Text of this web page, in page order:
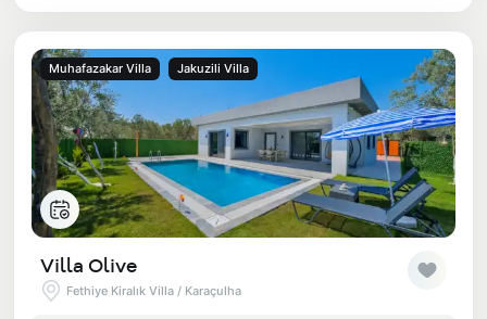
Muhafazakar Villa Jakuzili Villa
Villa Olive
Fethiye Kiralık Villa / Karaçulha